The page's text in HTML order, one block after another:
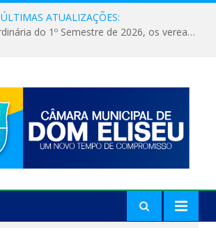
ÚLTIMAS ATUALIZAÇÕES:
Na 10ª Sessão Ordinária do 1º Semestre de 2026, os vereadores receberam a nova comandante do 51º Batalhão de Polícia Militar, a Major Alessandra Lopes Leal Bandeira. A visita institucional proporcionou a apresentação da oficial aos parlamentares e reforçou o compromisso de cooperação entre a Polícia Militar e o Poder Legislativo em prol da segurança da população.